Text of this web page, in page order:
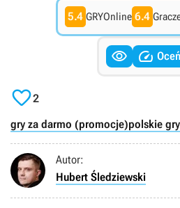
5.4 GRYOnline 6.4
 
2
gry za darmo (promocje)polskie gry
Autor:
Hubert Śledziewski